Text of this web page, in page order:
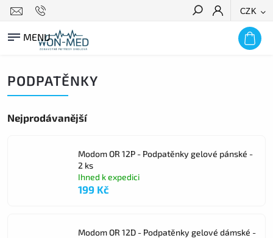
CZK
HLEDAT
PODPATĚNKY
Nejprodávanější
Modom OR 12P - Podpatěnky gelové pánské -
2 ks
Ihned k expedici
199 Kč
Modom OR 12D - Podpatěnky gelové dámské -